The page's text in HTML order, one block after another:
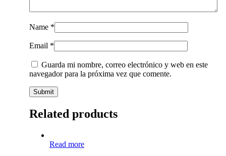
Name *
Email *
Guarda mi nombre, correo electrónico y web en este
navegador para la próxima vez que comente.
Related products
El
Read more